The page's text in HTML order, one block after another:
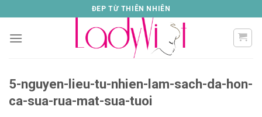
to
content
ĐEP TỪ THIÊN NHIÊN
5-nguyen-lieu-tu-nhien-lam-sach-da-hon-
ca-sua-rua-mat-sua-tuoi